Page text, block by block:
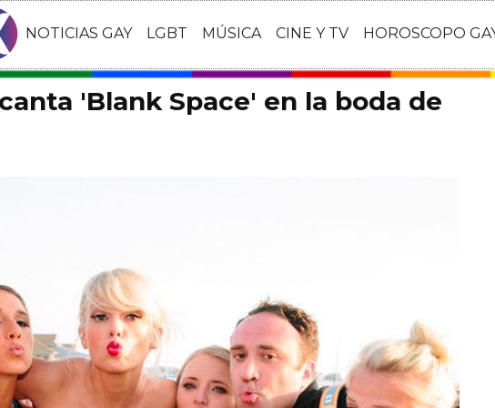
NOTICIAS GAY LGBT MÚSICA CINE Y TV HOROSCOPO
'Blank Space' en la boda de